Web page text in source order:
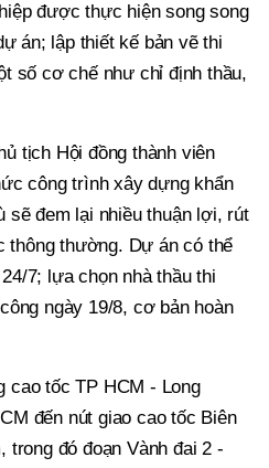
được thực hiện song song
án; lập thiết kế bản vẽ thi
số cơ chế như chỉ định thầu,
tịch Hội đồng thành viên
công trình xây dựng khẩn
sẽ đem lại nhiều thuận lợi, rút
thông thường. Dự án có thể
7; lựa chọn nhà thầu thi
ngày 19/8, cơ bản hoàn
tốc TP HCM - Long
đến nút giao cao tốc Biên
trong đó đoạn Vành đai 2 -